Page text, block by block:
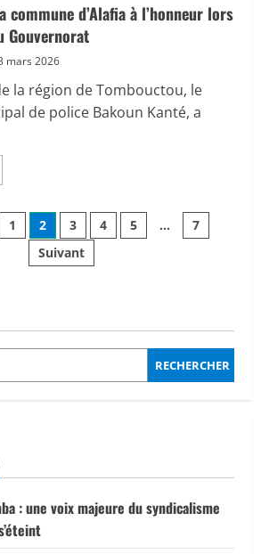
commune d’Alafia à l’honneur lors
Gouvernorat
mars 2026
la région de Tombouctou, le
de police Bakoun Kanté, a
1 2 3 4 5 …
7
Suivant
RECHERCHER
: une voix majeure du syndicalisme